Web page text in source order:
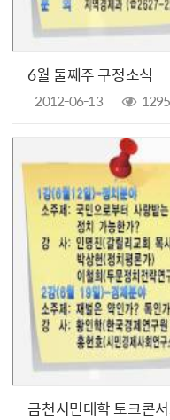
6월 둘째주 구정소식
2012-06-13 1295
금천시민대학 토크콘